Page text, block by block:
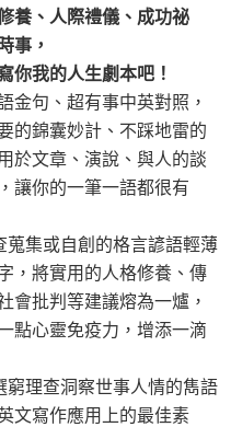
、人際禮儀、成功祕
事，
我的人生劇本吧！
句、超有事中英對照，
的錦囊妙計、不踩地雷的
於文章、演說、與人的談
讓你的一筆一語都很有
集或自創的格言諺語輕薄
，將實用的人格修養、傳
會批判等建議熔為一爐，
點心靈免疫力，增添一滴
理查洞察世事人情的雋語
文寫作應用上的最佳素